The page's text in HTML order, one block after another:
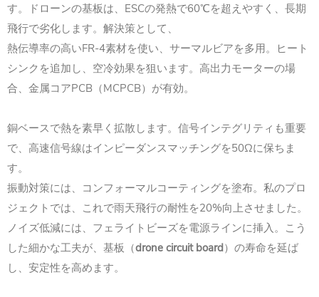
す。ドローンの基板は、ESCの発熱で60℃を超えやすく、長期
飛行で劣化します。解決策として、
熱伝導率の高いFR-4素材を使い、サーマルビアを多用。
ヒート
シンクを追加し、空冷効果を狙います。高出力モーターの場
合、金属コアPCB（MCPCB）が有効。
銅ベースで熱を素早く拡散します。信号インテグリティも重要
で、高速信号線はインピーダンスマッチングを50Ωに保ちま
す。
振動対策には、コンフォーマルコーティングを塗布。私のプロ
ジェクトでは、 これで雨天飛行の耐性を20%向上させました。
ノイズ低減には、フェライトビーズを電源ラインに挿入。 こう
した細かな工夫が、基板（drone circuit board）の寿命を延ば
し、安定性を高めます。